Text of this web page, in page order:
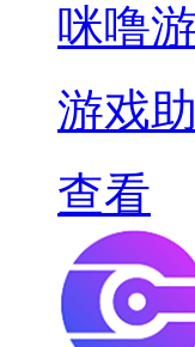
咪噜
游戏
查看